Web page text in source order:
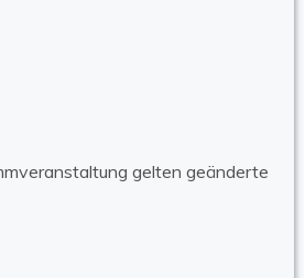
gelten geänderte